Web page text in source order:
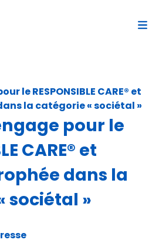
le RESPONSIBLE CARE® et
la catégorie « sociétal »
pour le
CARE® et
dans la
sociétal »